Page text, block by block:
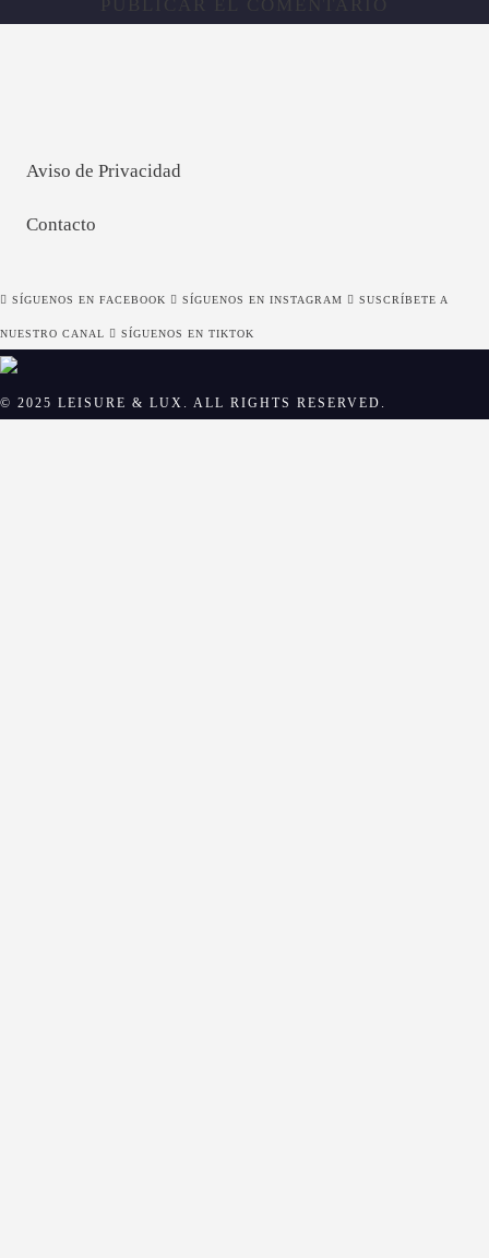
Aviso de Privacidad
Contacto
SÍGUENOS EN FACEBOOK SÍGUENOS EN INSTAGRAM SUSCRÍBETE A
NUESTRO CANAL SÍGUENOS EN TIKTOK
© 2025 LEISURE & LUX. ALL RIGHTS RESERVED.